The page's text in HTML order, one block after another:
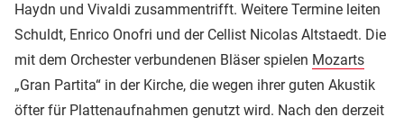
Haydn und Vivaldi zusammentrifft. Weitere Termine leiten
Schuldt, Enrico Onofri und der Cellist Nicolas Altstaedt. Die
mit dem Orchester verbundenen Bläser spielen Mozarts
„Gran Partita“ in der Kirche, die wegen ihrer guten Akustik
öfter für Plattenaufnahmen genutzt wird. Nach den derzeit